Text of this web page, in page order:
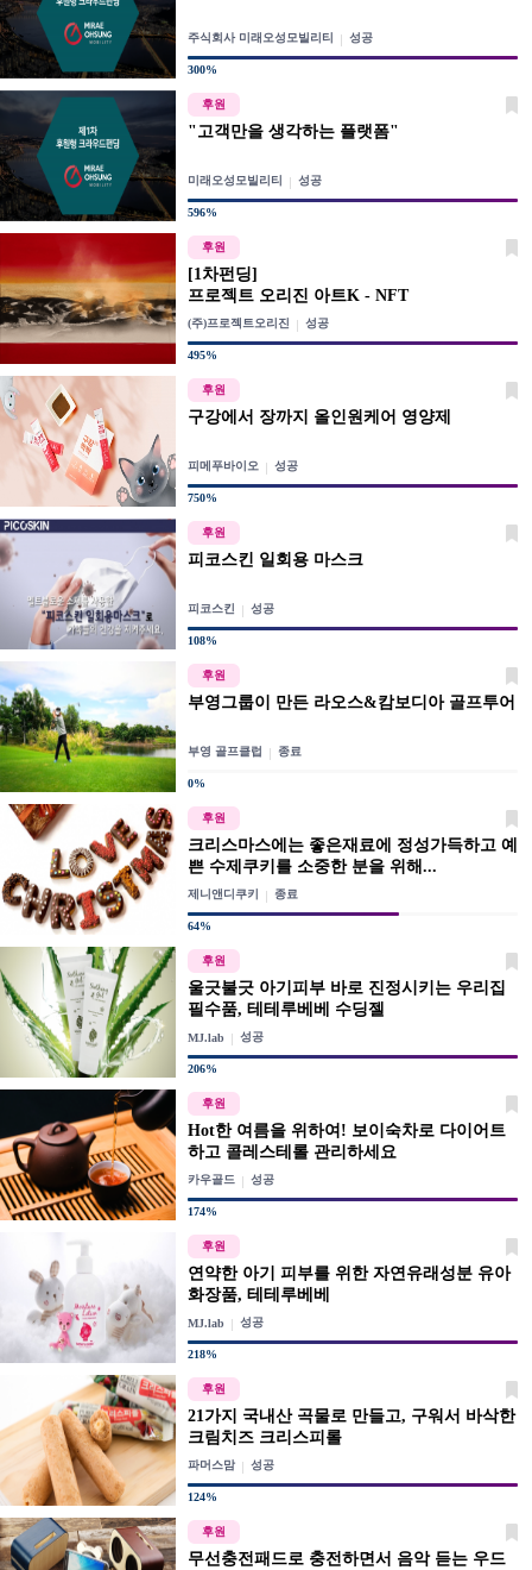
주식회사 미래오성모빌리티 성공
300%
후원
"고객만을 생각하는 플랫폼"
미래오성모빌리티 성공
596%
후원
[1차펀딩]
프로젝트 오리진 아트K - NFT
(주)프로젝트오리진 성공
495%
후원
구강에서 장까지 올인원케어 영양제
피메푸바이오 성공
750%
후원
피코스킨 일회용 마스크
피코스킨 성공
108%
후원
부영그룹이 만든 라오스&캄보디아 골프투어
부영 골프클럽 종료
0%
후원
크리스마스에는 좋은재료에 정성가득하고 예
쁜 수제쿠키를 소중한 분을 위해...
제니앤디쿠키 종료
64%
후원
울긋불긋 아기피부 바로 진정시키는 우리집
필수품, 테테루베베 수딩젤
MJ.lab 성공
206%
후원
Hot한 여름을 위하여! 보이숙차로 다이어트
하고 콜레스테롤 관리하세요
카우골드 성공
174%
후원
연약한 아기 피부를 위한 자연유래성분 유아
화장품, 테테루베베
MJ.lab 성공
218%
후원
21가지 국내산 곡물로 만들고, 구워서 바삭한
크림치즈 크리스피롤
파머스맘 성공
124%
후원
무선충전패드로 충전하면서 음악 듣는 우드